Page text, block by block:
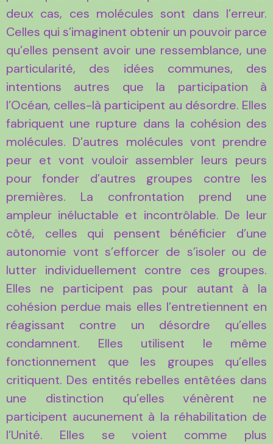
deux cas, ces molécules sont dans l’erreur.
Celles qui s’imaginent obtenir un pouvoir parce
qu’elles pensent avoir une ressemblance, une
particularité, des idées communes, des
intentions autres que la participation à
l’Océan, celles-là participent au désordre. Elles
fabriquent une rupture dans la cohésion des
molécules. D’autres molécules vont prendre
peur et vont vouloir assembler leurs peurs
pour fonder d’autres groupes contre les
premières. La confrontation prend une
ampleur inéluctable et incontrôlable. De leur
côté, celles qui pensent bénéficier d’une
autonomie vont s’efforcer de s’isoler ou de
lutter individuellement contre ces groupes.
Elles ne participent pas pour autant à la
cohésion perdue mais elles l’entretiennent en
réagissant contre un désordre qu’elles
condamnent. Elles utilisent le même
fonctionnement que les groupes qu’elles
critiquent. Des entités rebelles entêtées dans
une distinction qu’elles vénèrent ne
participent aucunement à la réhabilitation de
l’Unité. Elles se voient comme plus